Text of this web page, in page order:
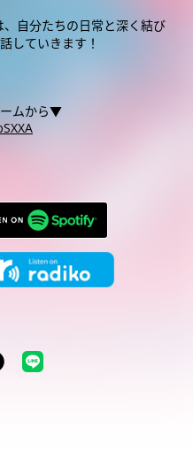
、自分たちの日常と深く結び
していきます！
ムから▼